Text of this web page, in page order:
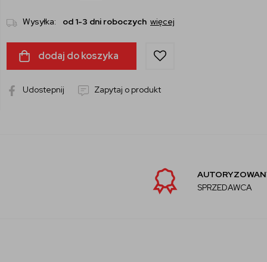
Wysyłka: od 1-3 dni roboczych więcej
dodaj do koszyka
Udostepnij Zapytaj o produkt
AUTORYZOWANY
SPRZEDAWCA